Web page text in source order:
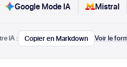
Google Mode IA Mistral
IA : Copier en Markdown Voir le